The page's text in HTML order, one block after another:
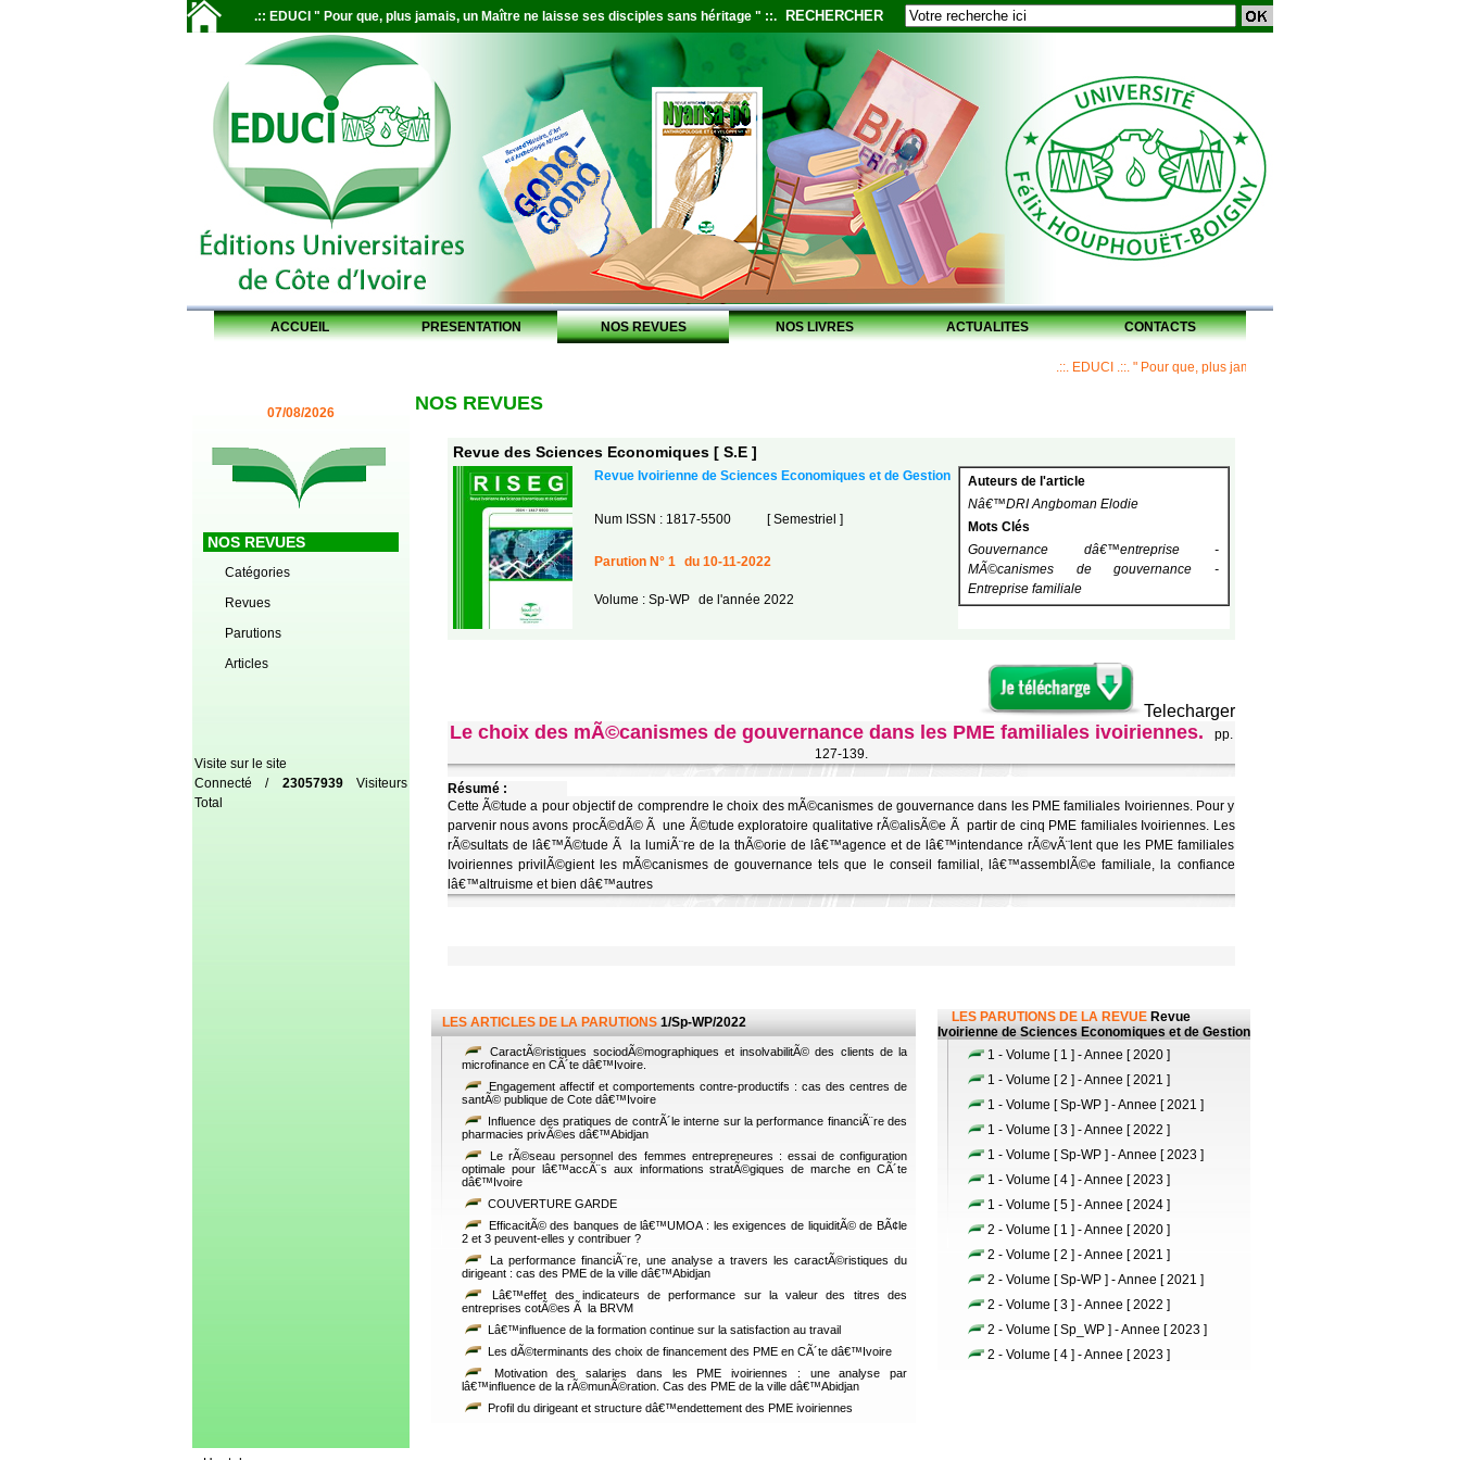
.:: EDUCI " Pour que, plus jamais, un Maître ne laisse ses disciples sans héritage " ::. RECHERCHER
ACCUEIL PRESENTATION NOS REVUES NOS LIVRES ACTUALITES CONTACTS
.::. EDUCI .::. " Pour que, plus jamais, un Maître ne laisse ses
07/08/2026
NOS REVUES
Catégories
Revues
Parutions
Articles
Visite sur le site
Connecté / 23057939Visiteurs
Total
NOS REVUES
Revue des Sciences Economiques [ S.E ]
Revue Ivoirienne de Sciences Economiques et de Gestion
Auteurs de l'article
Nâ€™DRI Angboman Elodie
Mots Clés
Gouvernance dâ€™entreprise -
MÃ©canismes de gouvernance -
Entreprise familiale
Num ISSN : 1817-5500 [ Semestriel ]
Parution N° 1 du 10-11-2022
Volume : Sp-WP de l'année 2022
Telecharger
Le choix des mÃ©canismes de gouvernance dans les PME familiales ivoiriennes.
pp.
127-139.
Résumé :
Cette Ã©tude a pour objectif de comprendre le choix des mÃ©canismes de gouvernance dans les PME familiales Ivoiriennes. Pour y
parvenir nous avons procÃ©dÃ© Ã une Ã©tude exploratoire qualitative rÃ©alisÃ©e Ã partir de cinq PME familiales Ivoiriennes. Les
rÃ©sultats de lâ€™Ã©tude Ã la lumiÃ¨re de la thÃ©orie de lâ€™agence et de lâ€™intendance rÃ©vÃ¨lent que les PME familiales
Ivoiriennes privilÃ©gient les mÃ©canismes de gouvernance tels que le conseil familial, lâ€™assemblÃ©e familiale, la confiance
lâ€™altruisme et bien dâ€™autres
LES ARTICLES DE LA PARUTIONS 1/Sp-WP/2022
CaractÃ©ristiques sociodÃ©mographiques et insolvabilitÃ© des clients de la
microfinance en CÃ´te dâ€™Ivoire.
Engagement affectif et comportements contre-productifs : cas des centres de
santÃ© publique de Cote dâ€™Ivoire
Influence des pratiques de contrÃ´le interne sur la performance financiÃ¨re des
pharmacies privÃ©es dâ€™Abidjan
Le rÃ©seau personnel des femmes entrepreneures : essai de configuration
optimale pour lâ€™accÃ¨s aux informations stratÃ©giques de marche en CÃ´te
dâ€™Ivoire
COUVERTURE GARDE
EfficacitÃ© des banques de lâ€™UMOA : les exigences de liquiditÃ© de BÃ¢le
2 et 3 peuvent-elles y contribuer ?
La performance financiÃ¨re, une analyse a travers les caractÃ©ristiques du
dirigeant : cas des PME de la ville dâ€™Abidjan
Lâ€™effet des indicateurs de performance sur la valeur des titres des
entreprises cotÃ©es Ã la BRVM
Lâ€™influence de la formation continue sur la satisfaction au travail
Les dÃ©terminants des choix de financement des PME en CÃ´te dâ€™Ivoire
Motivation des salaries dans les PME ivoiriennes : une analyse par
lâ€™influence de la rÃ©munÃ©ration. Cas des PME de la ville dâ€™Abidjan
Profil du dirigeant et structure dâ€™endettement des PME ivoiriennes
LES PARUTIONS DE LA REVUE Revue
Ivoirienne de Sciences Economiques et de Gestion
1 - Volume [ 1 ] - Annee [ 2020 ]
1 - Volume [ 2 ] - Annee [ 2021 ]
1 - Volume [ Sp-WP ] - Annee [ 2021 ]
1 - Volume [ 3 ] - Annee [ 2022 ]
1 - Volume [ Sp-WP ] - Annee [ 2023 ]
1 - Volume [ 4 ] - Annee [ 2023 ]
1 - Volume [ 5 ] - Annee [ 2024 ]
2 - Volume [ 1 ] - Annee [ 2020 ]
2 - Volume [ 2 ] - Annee [ 2021 ]
2 - Volume [ Sp-WP ] - Annee [ 2021 ]
2 - Volume [ 3 ] - Annee [ 2022 ]
2 - Volume [ Sp_WP ] - Annee [ 2023 ]
2 - Volume [ 4 ] - Annee [ 2023 ]